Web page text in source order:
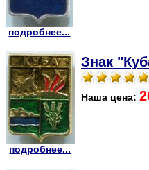
подробнее...
подробнее...
Знак
Наша цена: